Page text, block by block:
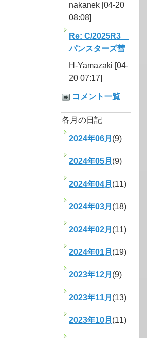
nakanek [04-20
08:08]
Re: C/2025R3
パンスターズ彗
H-Yamazaki [04-
20 07:17]
コメント一覧
各月の日記
2024年06月 (9)
2024年05月 (9)
2024年04月 (11)
2024年03月 (18)
2024年02月 (11)
2024年01月 (19)
2023年12月 (9)
2023年11月 (13)
2023年10月 (11)